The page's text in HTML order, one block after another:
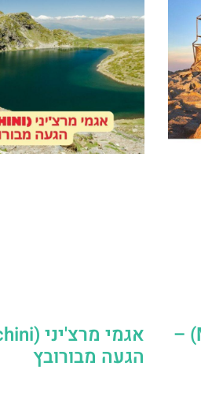
בקתת מוסלה (Musala hut) –
הגעה מבורובץ